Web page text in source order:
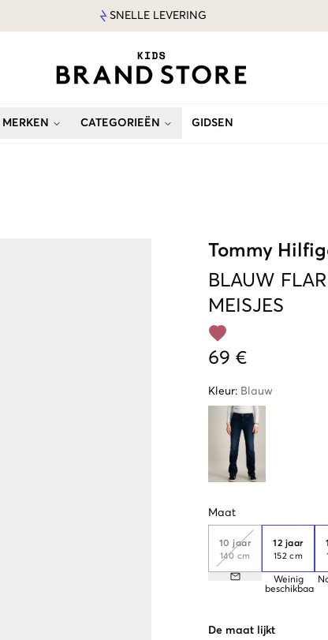
SNELLE LEVERING
MERKEN CATEGORIEËN GIDSEN
Tommy
BLAUW
MEISJES
69 €
Kleur: Blauw
Maat
10 jaar
140 cm
12 jaar
152 cm
Weinig
beschikbaar
De maat lijkt